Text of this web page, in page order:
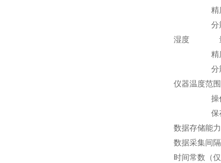
精度1：
分辨率
湿度 量程
精度2
分辨率
仪器温度范
操作（叶
保存 -4
数据存储能
数据采集间
时间常数（